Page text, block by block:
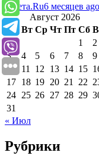
Газета.Ru6 месяцев ago
Август 2026
Пн Вт Ср Чт Пт Сб
1
2
3
4 5 6 7 8
9
10 11 12 13 14 15
17 18 19 20 21 22
24 25 26 27 28 29
31
« Июл
Рубрики